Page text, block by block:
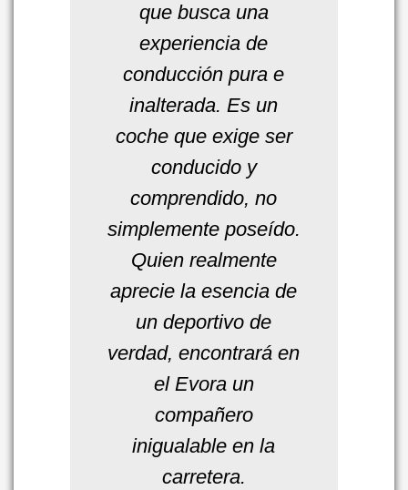
que busca una
experiencia de
conducción pura e
inalterada. Es un
coche que exige ser
conducido y
comprendido, no
simplemente poseído.
Quien realmente
aprecie la esencia de
un deportivo de
verdad, encontrará en
el Evora un
compañero
inigualable en la
carretera.